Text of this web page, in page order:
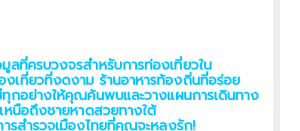
ที่ครบวงจรสำหรับการท่องเที่ยวใน
เที่ยวที่งดงาม ร้านอาหารท้องถิ่นที่อร่อย
กอย่างให้คุณค้นพบและวางแผนการเดินทาง
หนือถึงชายหาดสวยทางใต้
รสำรวจเมืองไทยที่คุณจะหลงรัก!